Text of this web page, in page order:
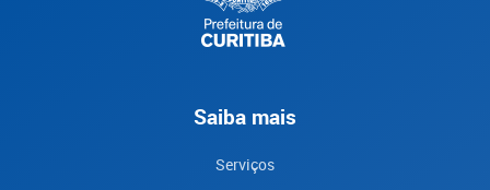
Saiba mais
Serviços